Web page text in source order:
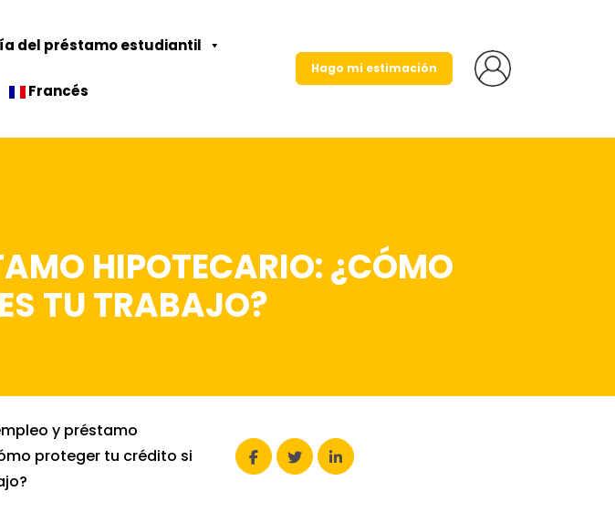
del préstamo estudiantil
Francés
Hago mi estimación
HIPOTECARIO: ¿CÓMO
TU TRABAJO?
y préstamo
proteger tu crédito si